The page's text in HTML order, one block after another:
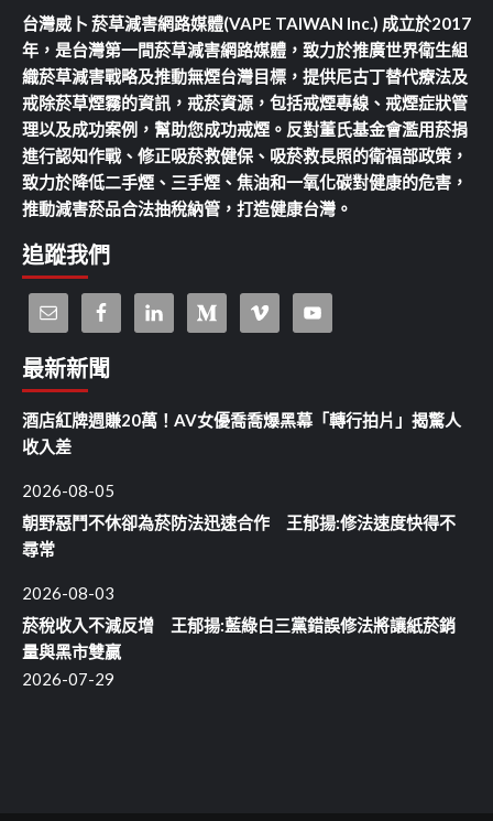
台灣威卜 菸草減害網路媒體(VAPE TAIWAN Inc.) 成立於2017
年，是台灣第一間菸草減害網路媒體，致力於推廣世界衛生組
織菸草減害戰略及推動無煙台灣目標，提供尼古丁替代療法及
戒除菸草煙霧的資訊，戒菸資源，包括戒煙專線、戒煙症狀管
理以及成功案例，幫助您成功戒煙。反對董氏基金會濫用菸捐
進行認知作戰、修正吸菸救健保、吸菸救長照的衛福部政策，
致力於降低二手煙、三手煙、焦油和一氧化碳對健康的危害，
推動減害菸品合法抽稅納管，打造健康台灣。
追蹤我們
最新新聞
酒店紅牌週賺20萬！AV女優喬喬爆黑幕「轉行拍片」揭驚人
收入差
2026-08-05
朝野惡鬥不休卻為菸防法迅速合作 王郁揚:修法速度快得不
尋常
2026-08-03
菸稅收入不減反增 王郁揚:藍綠白三黨錯誤修法將讓紙菸銷
量與黑市雙贏
2026-07-29